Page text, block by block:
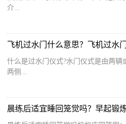
介...
飞机过水门什么意思？飞机过水
什么是过水门仪式?水门仪式是由两
两侧...
晨练后适宜睡回笼觉吗？早起锻